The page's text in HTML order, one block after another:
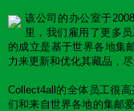
该公司的办公室于
里，我们雇用了更多
的成立是基于世界各地集
力来更新和优化其藏品，
Collect4all的全体员工很
们和来自世界各地的集邮